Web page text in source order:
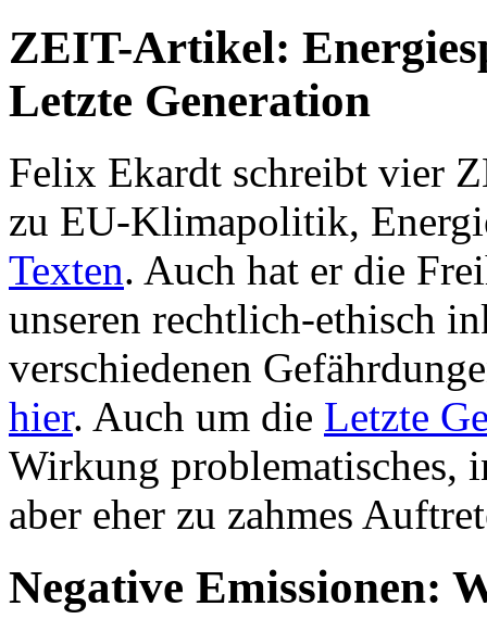
ZEIT-Artikel:
Letzte Generation
Felix Ekardt schreibt vier
zu EU-Klimapolitik,
Texten. Auch hat er die
unseren rechtlich-ethisch
verschiedenen
hier. Auch um die Letzte
Wirkung problematisches,
aber eher zu zahmes
Negative Emissionen: